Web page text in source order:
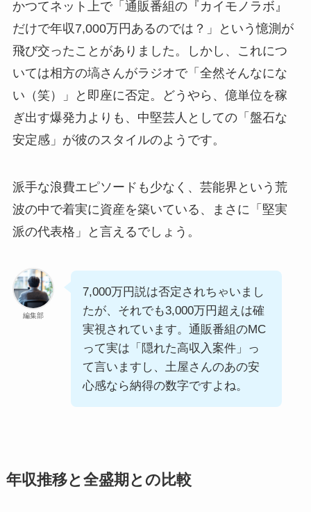
かつてネット上で「通販番組の『カイモノラボ』
だけで年収7,000万円あるのでは？」という憶測が
飛び交ったことがありました。しかし、これにつ
いては相方の塙さんがラジオで「全然そんなにな
い（笑）」と即座に否定。どうやら、億単位を稼
ぎ出す爆発力よりも、中堅芸人としての「盤石な
安定感」が彼のスタイルのようです。
派手な浪費エピソードも少なく、芸能界という荒
波の中で着実に資産を築いている、まさに「堅実
派の代表格」と言えるでしょう。
編集部
7,000万円説は否定されちゃいまし
たが、それでも3,000万円超えは確
実視されています。通販番組のMC
って実は「隠れた高収入案件」っ
て言いますし、土屋さんのあの安
心感なら納得の数字ですよね。
年収推移と全盛期との比較